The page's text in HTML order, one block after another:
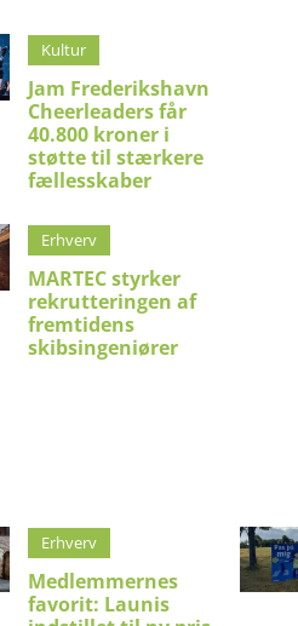
Kultur
Jam Frederikshavn
Cheerleaders får
40.800 kroner i
støtte til stærkere
fællesskaber
Erhverv
MARTEC styrker
rekrutteringen af
fremtidens
skibsingeniører
Erhverv
Medlemmernes
favorit: Launis